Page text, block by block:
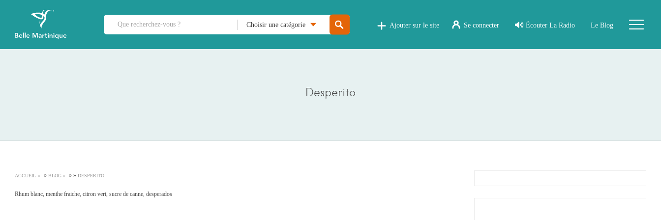
Choisir une catégorie Ajouter sur le site Se connecter Écouter La Radio Le Blog
Desperito
ACCUEIL » BLOG » » DESPERITO
Rhum blanc, menthe fraiche, citron vert, sucre de canne, desperados